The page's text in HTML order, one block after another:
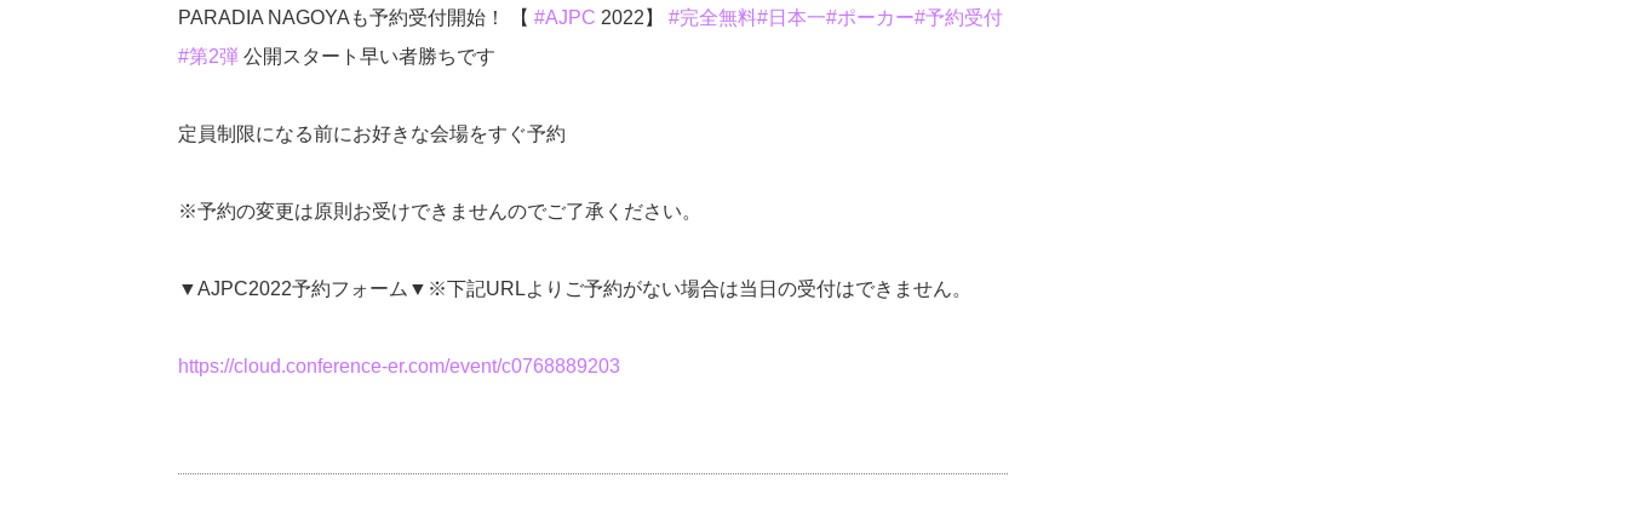
PARADIA NAGOYAも予約受付開始！ 【 #AJPC 2022】 #完全無料#日本一#ポーカー#予約受付
#第2弾 公開スタート早い者勝ちです
定員制限になる前にお好きな会場をすぐ予約
※予約の変更は原則お受けできませんのでご了承ください。
▼AJPC2022予約フォーム▼※下記URLよりご予約がない場合は当日の受付はできません。
https://cloud.conference-er.com/event/c0768889203